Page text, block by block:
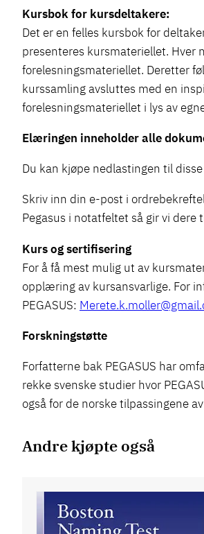
Kursbok for kursdeltakere:
Det er en felles kursbok for
presenteres kursmateriellet. Hver
forelesningsmateriellet. Deretter
kurssamling avsluttes med en
forelesningsmateriellet i lys av
Elæringen inneholder alle
Du kan kjøpe nedlastingen til
Skriv inn din e-post i
Pegasus i notatfeltet så gir vi dere
Kurs og sertifisering
For å få mest mulig ut av
opplæring av kursansvarlige. For
PEGASUS:
Forskningstøtte
Forfatterne bak PEGASUS har
rekke svenske studier hvor
også for de norske tilpassingene
Andre kjøpte også